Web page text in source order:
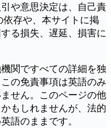
や意思決定は、自己責
存や、本サイトに掲
る損失、遅延、損害に
関ですべての詳細を独
の免責事項は英語のみ
せん。このページの他
もしれませんが、法的
語のままです。